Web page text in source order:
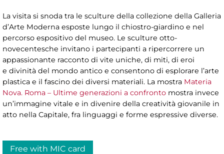
La visita si snoda tra le sculture della collezione della Galleria
d’Arte Moderna esposte lungo il chiostro-giardino e nel
percorso espositivo del museo. Le sculture otto-
novecentesche invitano i partecipanti a ripercorrere un
appassionante racconto di vite uniche, di miti, di eroi
e divinità del mondo antico e consentono di esplorare l’arte
plastica e il fascino dei diversi materiali. La mostra Materia
Nova. Roma – Ultime generazioni a confronto mostra invece
un’immagine vitale e in divenire della creatività giovanile in
atto nella Capitale, fra linguaggi e forme espressive diverse.
Free with MIC card